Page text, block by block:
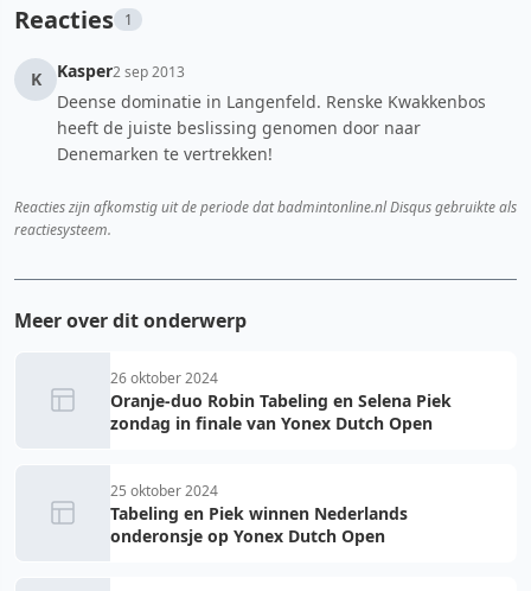
Reacties 1
K Kasper2 sep 2013
Deense dominatie in Langenfeld. Renske Kwakkenbos
heeft de juiste beslissing genomen door naar
Denemarken te vertrekken!
Reacties zijn afkomstig uit de periode dat badmintonline.nl Disqus gebruikte als
reactiesysteem.
Meer over dit onderwerp
26 oktober 2024
Oranje-duo Robin Tabeling en Selena Piek
zondag in finale van Yonex Dutch Open
25 oktober 2024
Tabeling en Piek winnen Nederlands
onderonsje op Yonex Dutch Open